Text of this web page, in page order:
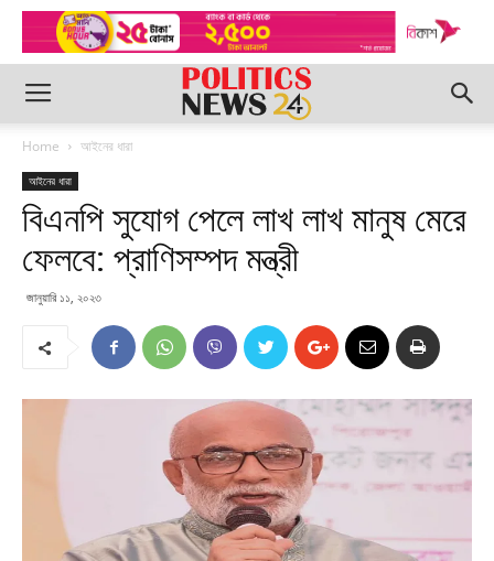
Home আইনের ধারা
আইনের ধারা
বিএনপি সুযোগ পেলে লাখ লাখ মানুষ মেরে
ফেলবে: প্রাণিসম্পদ মন্ত্রী
জানুয়ারি ১১, ২০২৩